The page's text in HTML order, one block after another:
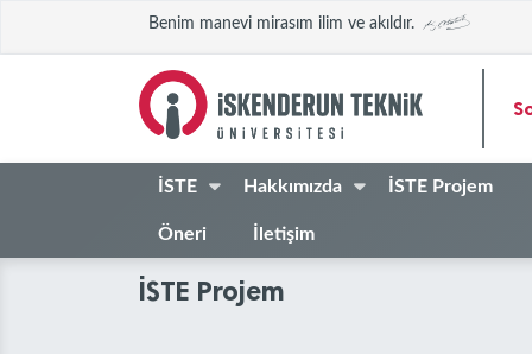
Benim manevi mirasım ilim ve akıldır.
İSTE Hakkımızda İSTE Projem
Öneri İletişim
İSTE Projem